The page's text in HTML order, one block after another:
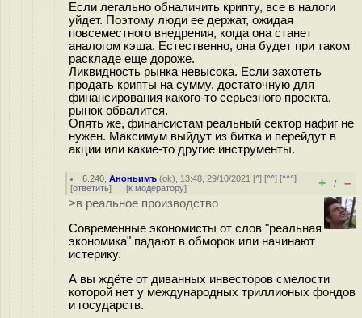
Если легально обналичить крипту, все в налоги
уйдет. Поэтому люди ее держат, ожидая
повсеместного внедрения, когда она станет
аналогом кэша. Естественно, она будет при таком
раскладе еще дороже.
Ликвидность рынка невысока. Если захотеть
продать крипты на сумму, достаточную для
финансирования какого-то серьезного проекта,
рынок обвалится.
Опять же, финансистам реальный сектор нафиг не
нужен. Максимум выйдут из битка и перейдут в
акции или какие-то другие инструменты.
6.240 ,Аноньимъ (ok), 13:48, 29/10/2021 [^] [^^] [^^^]
[ответить] [к модератору] + / –
>в реальное производство
Современные экономисты от слов "реальная
экономика" падают в обморок или начинают
истерику.
А вы ждёте от диванных инвесторов смелости
которой нет у международных триллионых фондов
и государств.